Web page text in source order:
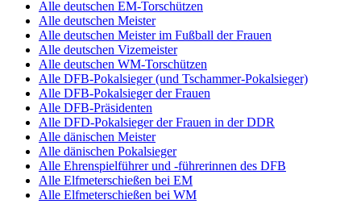
Alle deutschen EM-Torschützen
Alle deutschen Meister
Alle deutschen Meister im Fußball der Frauen
Alle deutschen Vizemeister
Alle deutschen WM-Torschützen
Alle DFB-Pokalsieger (und Tschammer-Pokalsieger)
Alle DFB-Pokalsieger der Frauen
Alle DFB-Präsidenten
Alle DFD-Pokalsieger der Frauen in der DDR
Alle dänischen Meister
Alle dänischen Pokalsieger
Alle Ehrenspielführer und -führerinnen des DFB
Alle Elfmeterschießen bei EM
Alle Elfmeterschießen bei WM